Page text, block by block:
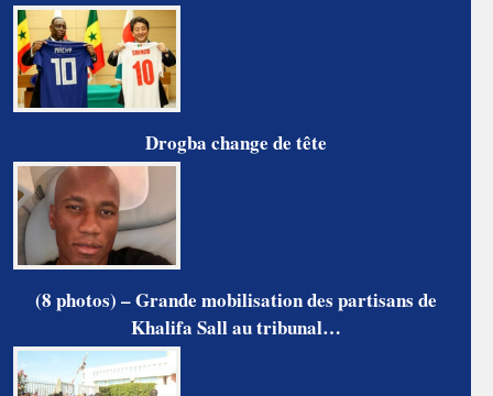
Drogba change de tête
(8 photos) – Grande mobilisation des partisans de
Khalifa Sall au tribunal…